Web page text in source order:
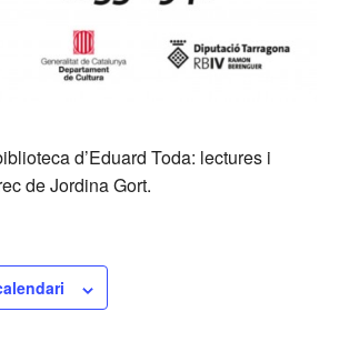
d’Eduard Toda: lectures i
de Jordina Gort.